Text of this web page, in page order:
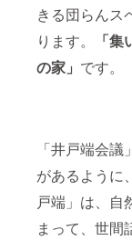
きる団らんス
ります。
「
の家」 です。
「井戸端会
があるように
戸端」は、自
まって、世間